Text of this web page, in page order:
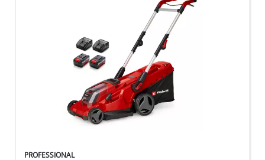
PROFESSIONAL